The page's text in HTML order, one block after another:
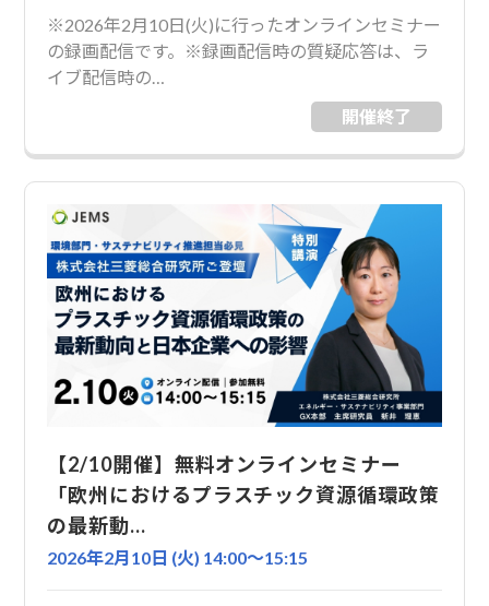
※2026年2月10日(火)に行ったオンラインセミナー
の録画配信です。※録画配信時の質疑応答は、ラ
イブ配信時の…
開催終了
【2/10開催】無料オンラインセミナー
「欧州におけるプラスチック資源循環政策
の最新動…
2026年2月10日 (火) 14:00〜15:15